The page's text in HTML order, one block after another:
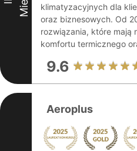
II
klimatyzacyjnych dla
oraz biznesowych. Od
rozwiązania, które mają
komfortu termicznego
9.6
Aeroplus